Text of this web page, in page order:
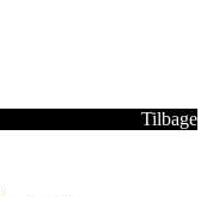
Tilbage